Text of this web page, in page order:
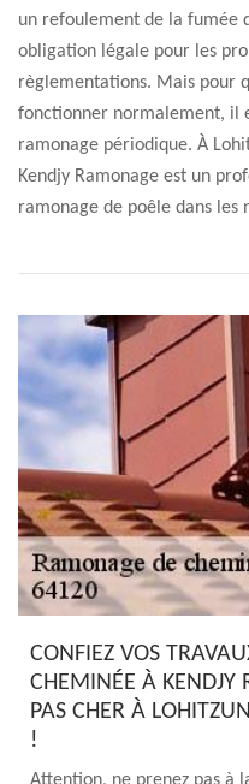
un refoulement de la fumée
obligation légale pour les
règlementations. Mais pour
fonctionner normalement, il
ramonage périodique. À
Kendjy Ramonage est un
ramonage de poêle dans les
CONFIEZ VOS
CHEMINÉE À
PAS CHER À
!